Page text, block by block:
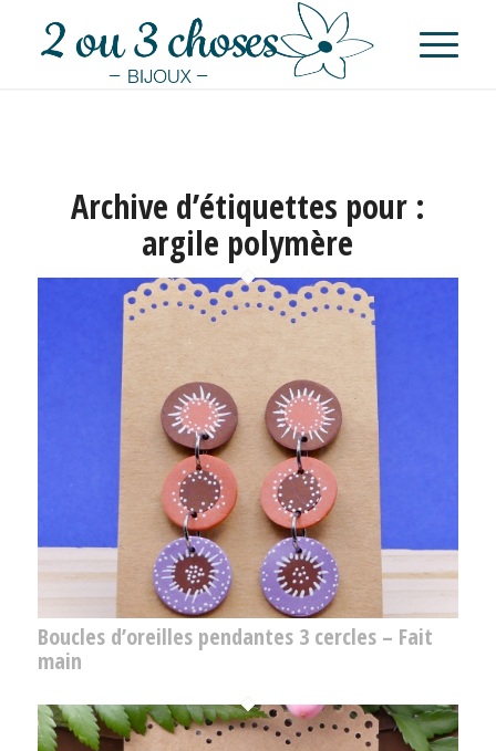
Archive d’étiquettes pour :
argile polymère
Boucles d’oreilles pendantes 3 cercles – Fait
main